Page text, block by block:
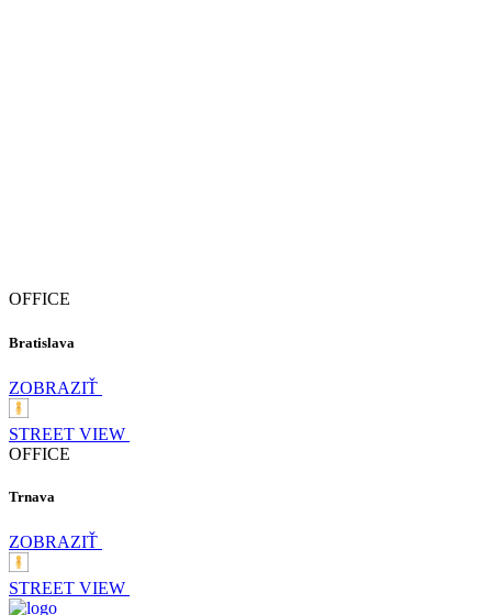
OFFICE
Bratislava
ZOBRAZIŤ
STREET VIEW
OFFICE
Trnava
ZOBRAZIŤ
STREET VIEW